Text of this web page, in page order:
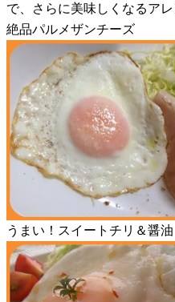
で、さらに美味しくなるア
絶品パルメザンチーズ
うまい！スイートチリ＆醤油